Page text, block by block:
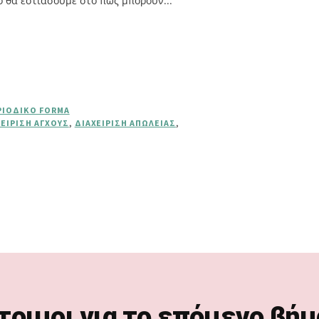
FORMA
ΆΓΧΟΥΣ, ΔΙΑΧΕΊΡΙΣΗ ΑΠΏΛΕΙΑΣ,